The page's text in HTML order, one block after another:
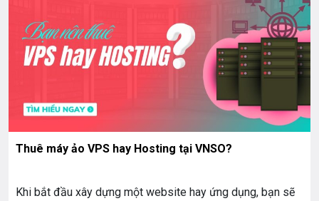
Thuê máy ảo VPS hay Hosting tại VNSO?
Khi bắt đầu xây dựng một website hay ứng dụng, bạn sẽ